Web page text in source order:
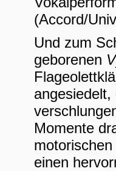
(Accord/
Und zum
geborenen
angesiedelt,
Momente
einen